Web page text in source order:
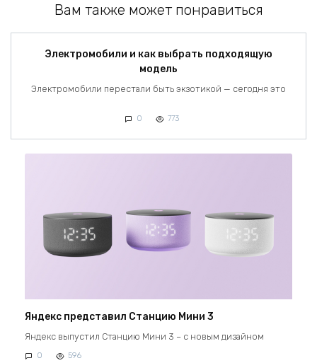
Вам также может понравиться
Электромобили и как выбрать подходящую
модель
Электромобили перестали быть экзотикой — сегодня это
0 773
Яндекс представил Станцию Мини 3
Яндекс выпустил Станцию Мини 3 – с новым дизайном
0 596